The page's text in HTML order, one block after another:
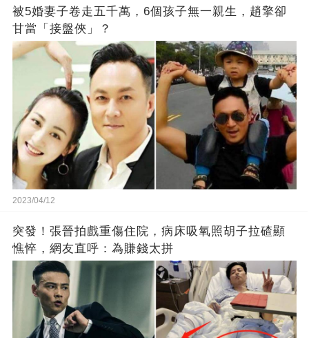
被5婚妻子卷走五千萬，6個孩子無一親生，趙擎卻
甘當「接盤俠」？
2023/04/12
突發！張晉拍戲重傷住院，病床吸氧照胡子拉碴顯
憔悴，網友直呼：為賺錢太拼